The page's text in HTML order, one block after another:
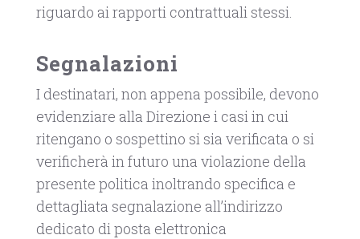
riguardo ai rapporti contrattuali stessi.
Segnalazioni
I destinatari, non appena possibile, devono
evidenziare alla Direzione i casi in cui
ritengano o sospettino si sia verificata o si
verificherà in futuro una violazione della
presente politica inoltrando specifica e
dettagliata segnalazione all’indirizzo
dedicato di posta elettronica